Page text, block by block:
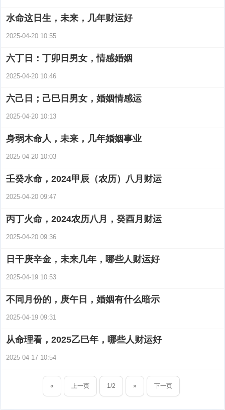
水命这日生，未来，几年财运好
2025-04-20 10:55
六丁日：丁卯日男女，情感婚姻
2025-04-20 10:46
六己日；己巳日男女，婚姻情感运
2025-04-20 10:13
身弱木命人，未来，几年婚姻事业
2025-04-20 10:03
壬癸水命，2024甲辰（农历）八月财运
2025-04-20 09:47
丙丁火命，2024农历八月，癸酉月财运
2025-04-20 09:36
日干庚辛金，未来几年，哪些人财运好
2025-04-19 10:53
不同月份的，庚午日，婚姻有什么暗示
2025-04-19 09:31
从命理看，2025乙巳年，哪些人财运好
2025-04-17 10:54
« 上一页 1/2 » 下一页